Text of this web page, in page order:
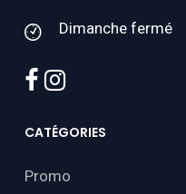
Dimanche fermé
facebook
instagram
CATÉGORIES
Promo